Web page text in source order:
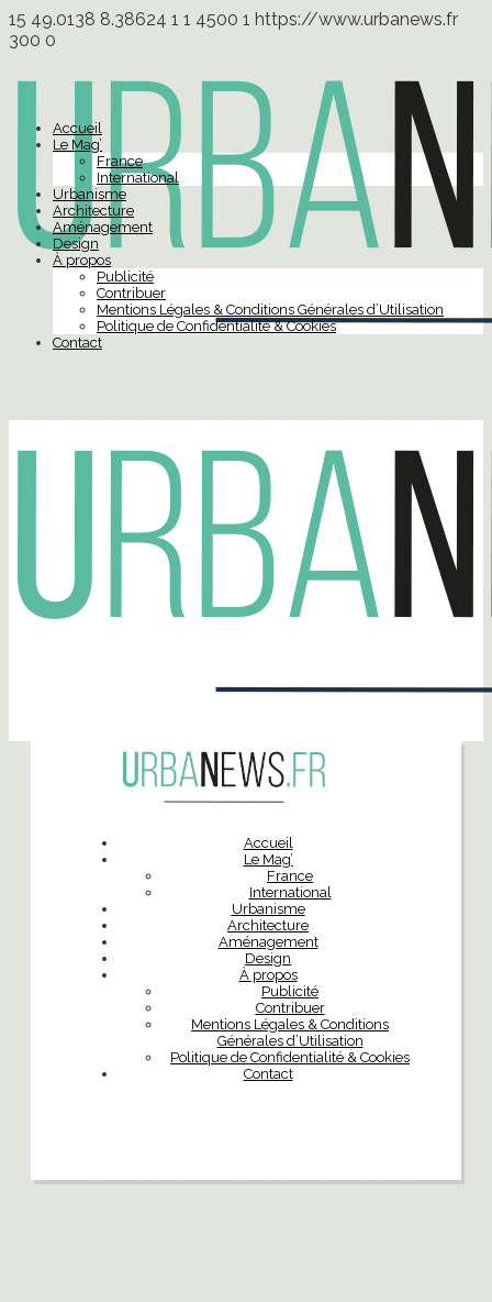
15 49.0138 8.38624 1 1 4500 1 https://www.urbanews.fr
300 0
Accueil
Le Mag’
France
International
Urbanisme
Architecture
Aménagement
Design
À propos
Publicité
Contribuer
Mentions Légales & Conditions Générales d’Utilisation
Politique de Confidentialité & Cookies
Contact
Accueil
Le Mag’
France
International
Urbanisme
Architecture
Aménagement
Design
À propos
Publicité
Contribuer
Mentions Légales & Conditions
Générales d’Utilisation
Politique de Confidentialité & Cookies
Contact